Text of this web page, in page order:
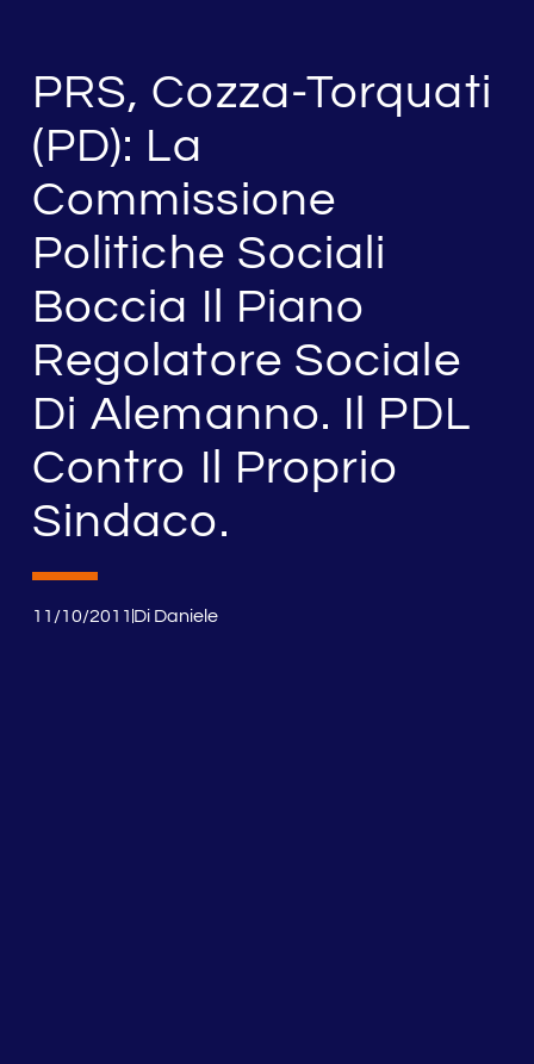
PRS, Cozza-Torquati
(PD): La
Commissione
Politiche Sociali
Boccia Il Piano
Regolatore Sociale
Di Alemanno. Il PDL
Contro Il Proprio
Sindaco.
11/10/2011 DiDaniele